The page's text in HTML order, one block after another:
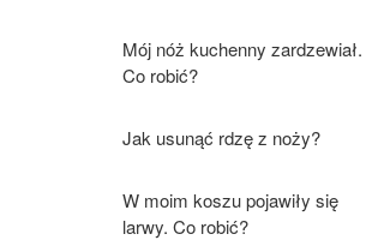
Mój nóż kuchenny zardzewiał.
Co robić?
Jak usunąć rdzę z noży?
W moim koszu pojawiły się
larwy. Co robić?